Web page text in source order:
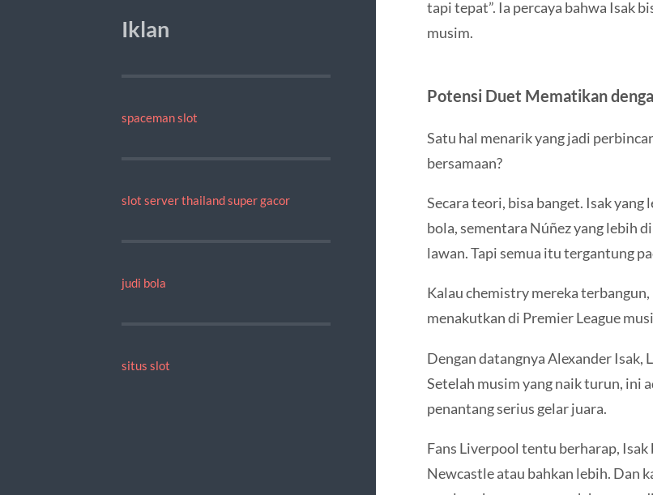
Iklan
spaceman slot
slot server thailand super gacor
judi bola
situs slot
tapi tepat”. Ia percaya bahwa Isak
musim.
Potensi Duet Mematikan
Satu hal menarik yang jadi
bersamaan?
Secara teori, bisa banget. Isak
bola, sementara Núñez yang lebih
lawan. Tapi semua itu tergantung
Kalau chemistry mereka
menakutkan di Premier League
Dengan datangnya Alexander Isak,
Setelah musim yang naik turun, ini
penantang serius gelar juara.
Fans Liverpool tentu berharap,
Newcastle atau bahkan lebih. Dan